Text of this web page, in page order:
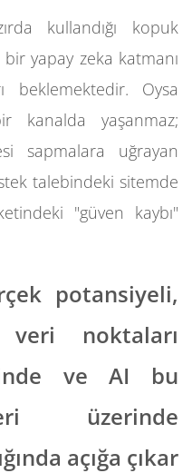
kullandığı kopuk
yapay zeka katmanı
beklemektedir. Oysa
kanalda yaşanmaz;
sapmalara uğrayan
talebindeki sitemde
"güven kaybı"
potansiyeli,
noktaları
ve AI bu
üzerinde
açığa çıkar